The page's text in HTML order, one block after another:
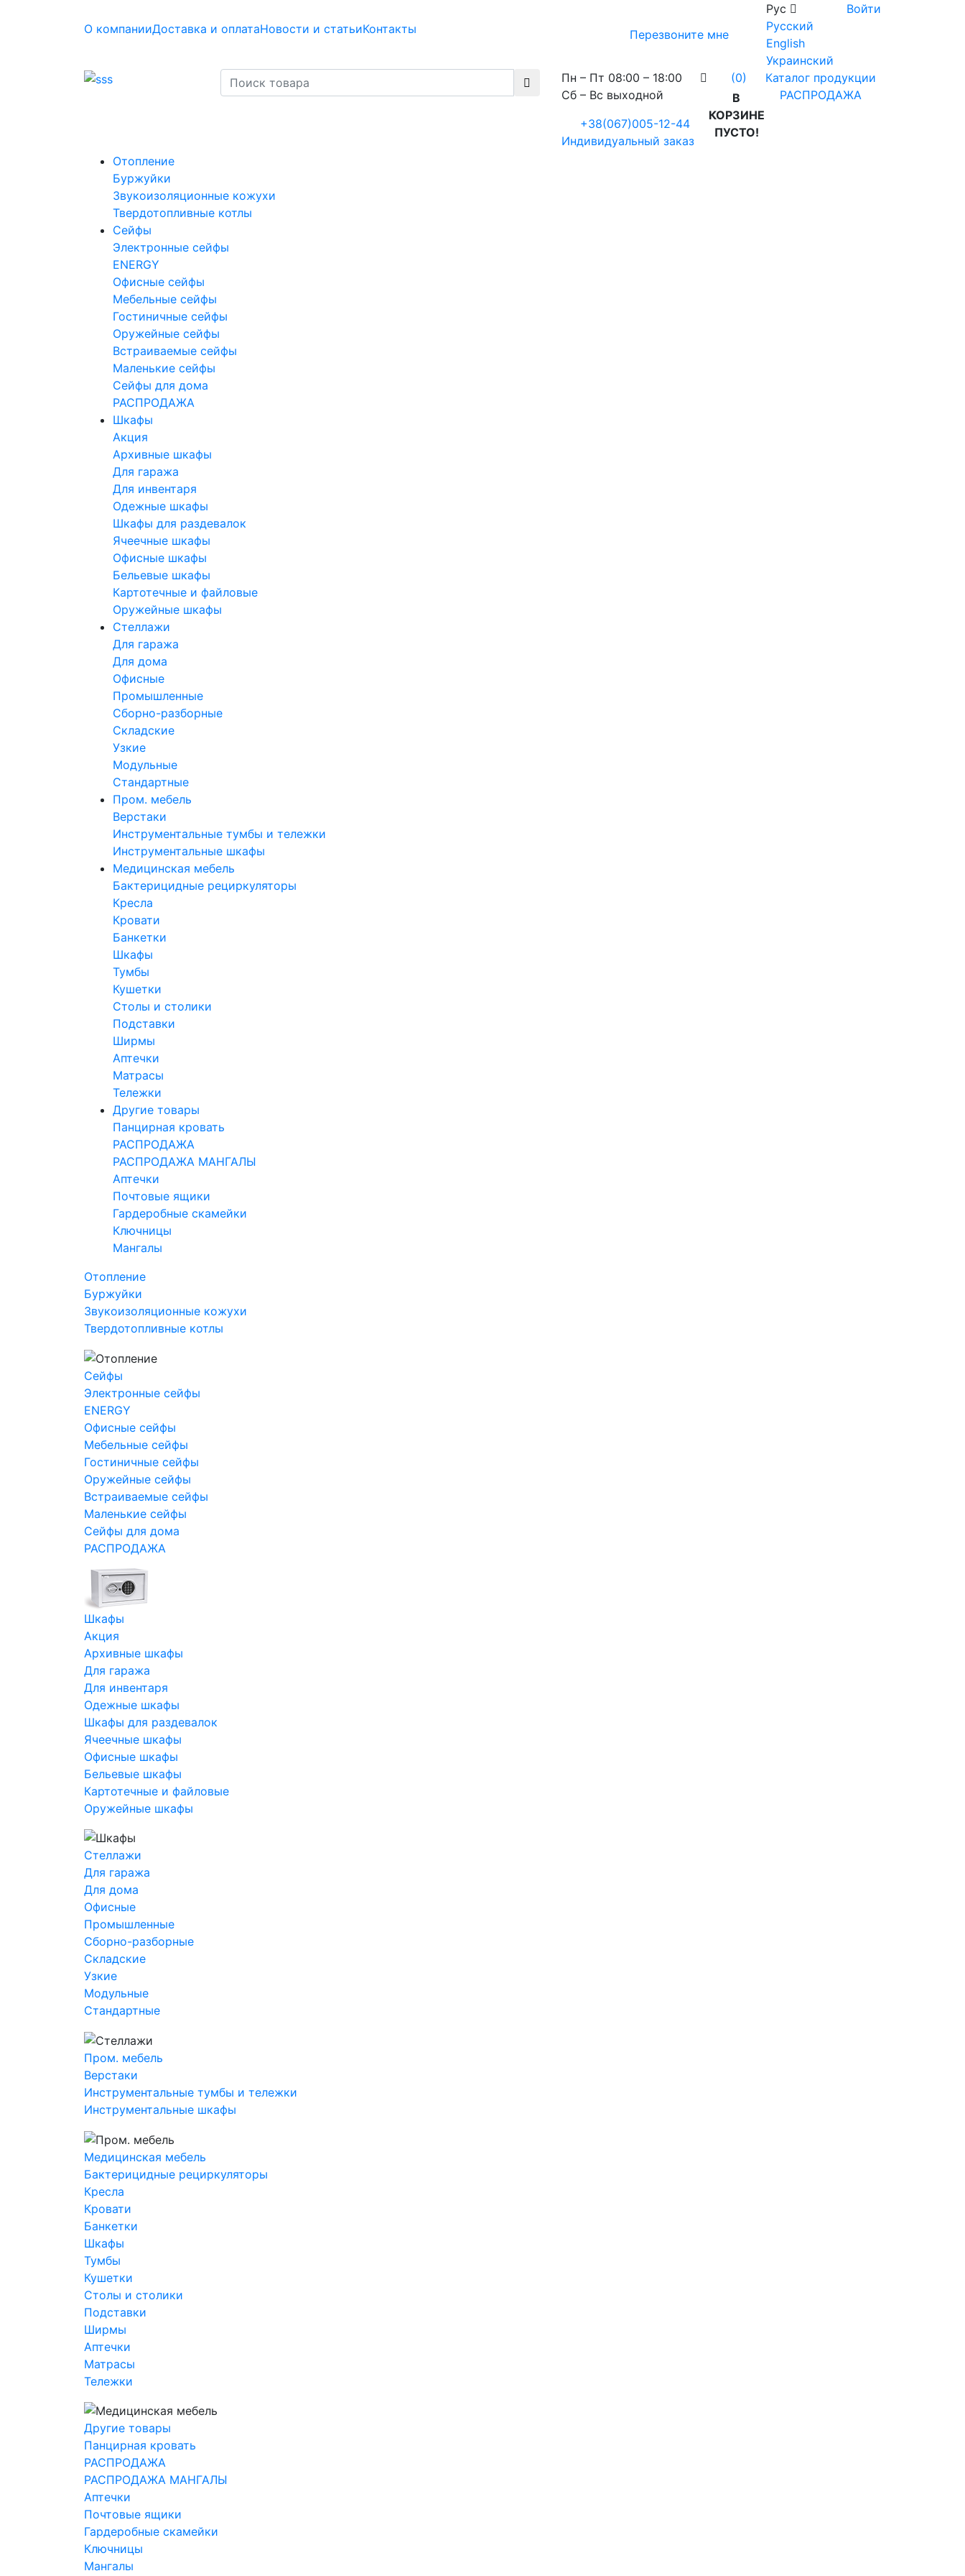
О компанииДоставка и оплатаНовости и статьиКонтакты Перезвоните мне
Рус
Русский
English
Украинский
Войти
Пн – Пт 08:00 – 18:00
Сб – Вс выходной
+38(067)005-12-44
Индивидуальный заказ
(0)
В
КОРЗИНЕ
ПУСТО!
Каталог продукции
РАСПРОДАЖА
Отопление
Буржуйки
Звукоизоляционные кожухи
Твердотопливные котлы
Сейфы
Электронные сейфы
ENERGY
Офисные сейфы
Мебельные сейфы
Гостиничные сейфы
Оружейные сейфы
Встраиваемые сейфы
Маленькие сейфы
Сейфы для дома
РАСПРОДАЖА
Шкафы
Акция
Архивные шкафы
Для гаража
Для инвентаря
Одежные шкафы
Шкафы для раздевалок
Ячеечные шкафы
Офисные шкафы
Бельевые шкафы
Картотечные и файловые
Оружейные шкафы
Стеллажи
Для гаража
Для дома
Офисные
Промышленные
Сборно-разборные
Складские
Узкие
Модульные
Стандартные
Пром. мебель
Верстаки
Инструментальные тумбы и тележки
Инструментальные шкафы
Медицинская мебель
Бактерицидные рециркуляторы
Кресла
Кровати
Банкетки
Шкафы
Тумбы
Кушетки
Столы и столики
Подставки
Ширмы
Аптечки
Матрасы
Тележки
Другие товары
Панцирная кровать
РАСПРОДАЖА
РАСПРОДАЖА МАНГАЛЫ
Аптечки
Почтовые ящики
Гардеробные скамейки
Ключницы
Мангалы
Отопление
Буржуйки
Звукоизоляционные кожухи
Твердотопливные котлы
Сейфы
Электронные сейфы
ENERGY
Офисные сейфы
Мебельные сейфы
Гостиничные сейфы
Оружейные сейфы
Встраиваемые сейфы
Маленькие сейфы
Сейфы для дома
РАСПРОДАЖА
Шкафы
Акция
Архивные шкафы
Для гаража
Для инвентаря
Одежные шкафы
Шкафы для раздевалок
Ячеечные шкафы
Офисные шкафы
Бельевые шкафы
Картотечные и файловые
Оружейные шкафы
Стеллажи
Для гаража
Для дома
Офисные
Промышленные
Сборно-разборные
Складские
Узкие
Модульные
Стандартные
Пром. мебель
Верстаки
Инструментальные тумбы и тележки
Инструментальные шкафы
Медицинская мебель
Бактерицидные рециркуляторы
Кресла
Кровати
Банкетки
Шкафы
Тумбы
Кушетки
Столы и столики
Подставки
Ширмы
Аптечки
Матрасы
Тележки
Другие товары
Панцирная кровать
РАСПРОДАЖА
РАСПРОДАЖА МАНГАЛЫ
Аптечки
Почтовые ящики
Гардеробные скамейки
Ключницы
Мангалы